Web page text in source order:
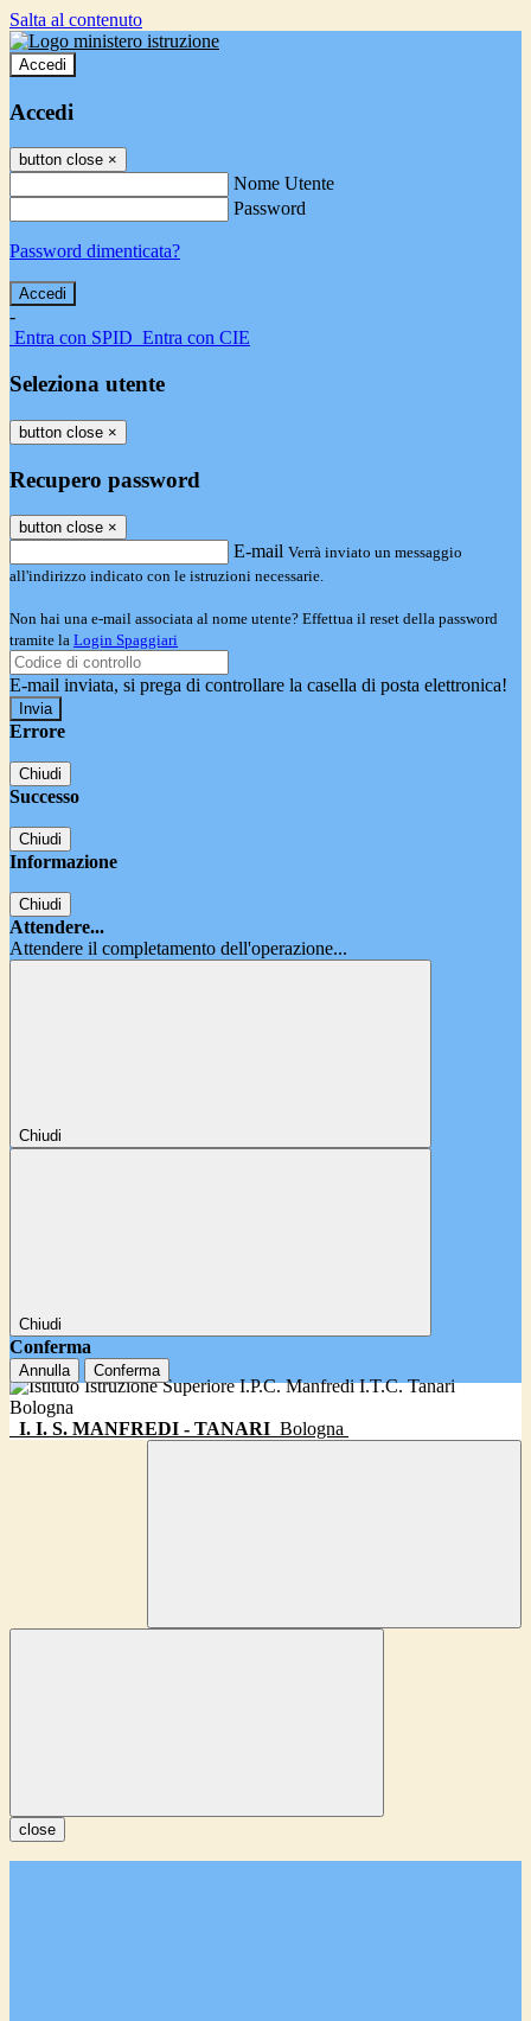
Salta al contenuto
Accedi
Accedi
button close ×
Nome Utente
Password
Password dimenticata?
-
Entra con SPID Entra con CIE
Seleziona utente
button close ×
Recupero password
button close ×
E-mail Verrà inviato un messaggio
all'indirizzo indicato con le istruzioni necessarie.
Non hai una e-mail associata al nome utente? Effettua il reset della password
tramite la Login Spaggiari
E-mail inviata, si prega di controllare la casella di posta elettronica!
Errore
Chiudi
Successo
Chiudi
Informazione
Chiudi
Attendere...
Attendere il completamento dell'operazione...
Chiudi
Chiudi
Conferma
Annulla Conferma
I. I. S. MANFREDI - TANARI Bologna
close